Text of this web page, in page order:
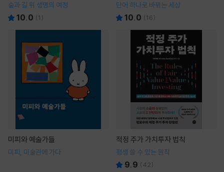
숲과 길 위 생명의 여정
10.0 (1 )
단어 하나로 바뀌는 세상
10.0 (16)
미피와 예술가들
미피, 미술관에 가다
적정 주가 가치투자 법칙
평생 쓸 수 있는 원칙
9.9 (42)